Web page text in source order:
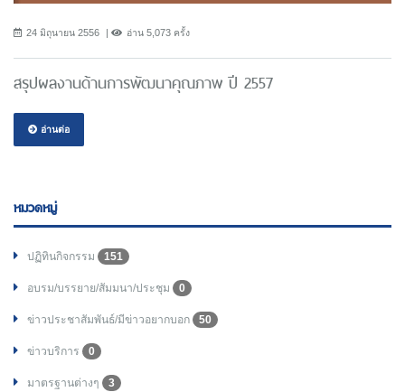
24 มิถุนายน 2556 อ่าน 5,073 ครั้ง
สรุปผลงานด้านการพัฒนาคุณภาพ ปี 2557
อ่านต่อ
หมวดหมู่
ปฏิทินกิจกรรม 151
อบรม/บรรยาย/สัมมนา/ประชุม 0
ข่าวประชาสัมพันธ์/มีข่าวอยากบอก 50
ข่าวบริการ 0
มาตรฐานต่างๆ 3